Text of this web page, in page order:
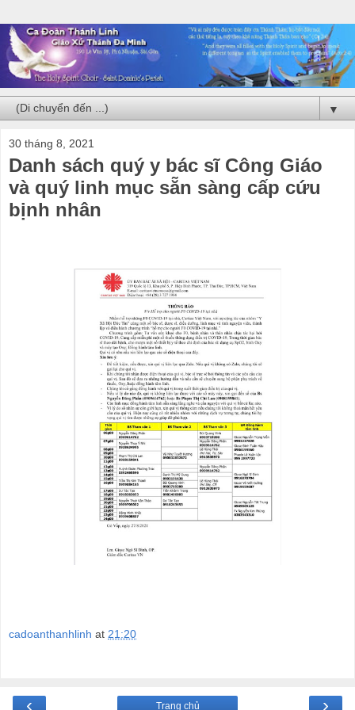
▼
30 tháng 8, 2021
Danh sách quý y bác sĩ Công Giáo
và quý linh mục sẵn sàng cấp cứu
bịnh nhân
cadoanthanhlinh at 21:20
‹ ›
Trang chủ